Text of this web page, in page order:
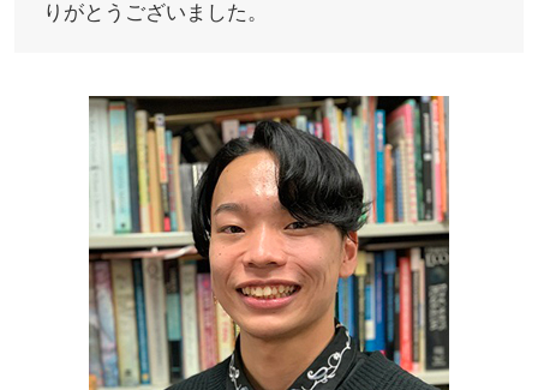
りがとうございました。